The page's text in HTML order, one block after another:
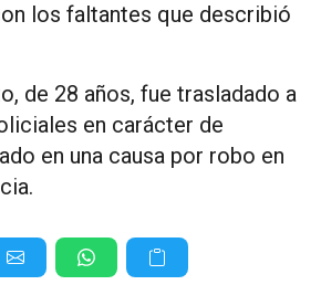
los faltantes que describió
de 28 años, fue trasladado a
en carácter de
en una causa por robo en